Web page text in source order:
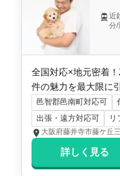
近
分/
全国対応×地元密着
件の魅力を最大限に
邑智郡邑南町対応可
出張・遠方対応可
大阪府藤井寺市藤ケ丘
詳しく見る